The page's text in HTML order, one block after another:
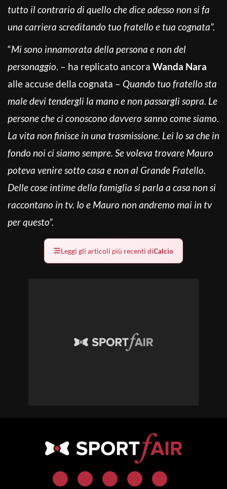
tutto il contrario di quello che dice adesso non si fa
una carriera screditando tuo fratello e tua cognata”.
“Mi sono innamorata della persona e non del
personaggio. – ha replicato ancora Wanda Nara
alle accuse della cognata – Quando tuo fratello sta
male devi tendergli la mano e non passargli sopra. Le
persone che ci conoscono davvero sanno come siamo.
La vita non finisce in una trasmissione. Lei lo sa che in
fondo noi ci siamo sempre. Se voleva trovare Mauro
poteva venire sotto casa e non al Grande Fratello.
Delle cose intime della famiglia si parla a casa non si
raccontano in tv. Io e Mauro non andremo mai in tv
per questo”.
Leggi gli articoli più recenti diCalcio